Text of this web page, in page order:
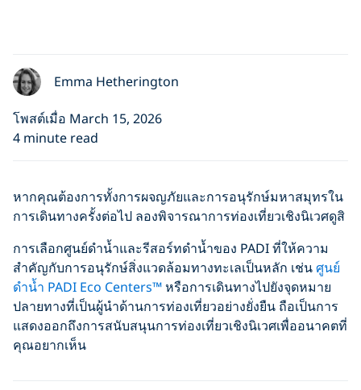
Emma Hetherington
โพสต์เมื่อ March 15, 2026
4 minute read
หากคุณต้องการทั้งการผจญภัยและการอนุรักษ์มหาสมุทรใน
การเดินทางครั้งต่อไป ลองพิจารณาการท่องเที่ยวเชิงนิเวศดูสิ
การเลือกศูนย์ดำน้ำและรีสอร์ทดำน้ำของ PADI ที่ให้ความ
สำคัญกับการอนุรักษ์สิ่งแวดล้อมทางทะเลเป็นหลัก เช่นศูนย์
ดำน้ำ PADI Eco Centers™หรือการเดินทางไปยังจุดหมาย
ปลายทางที่เป็นผู้นำด้านการท่องเที่ยวอย่างยั่งยืน ถือเป็นการ
แสดงออกถึงการสนับสนุนการท่องเที่ยวเชิงนิเวศเพื่ออนาคตที่
คุณอยากเห็น